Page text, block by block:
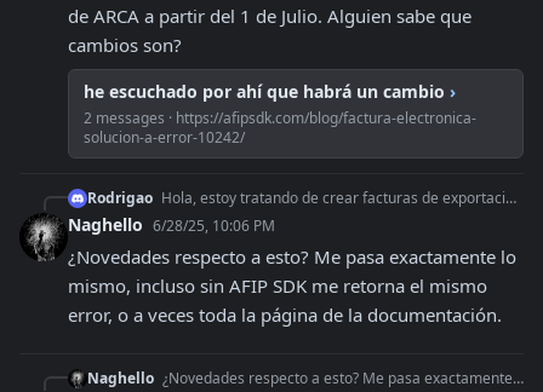
de ARCA a partir del 1 de Julio. Alguien sabe que
cambios son?
he escuchado por ahí que habrá un cambio ›
2 messages · https://afipsdk.com/blog/factura-electronica-
solucion-a-error-10242/
Rodrigao Hola, estoy tratando de crear facturas de exportacion desde n8n. Estoy siguiendo esta documentación: https://afipsdk.com/blog/crear-factura-electronica-de-arca-
Naghello 6/28/25, 10:06 PM
¿Novedades respecto a esto? Me pasa exactamente lo
mismo, incluso sin AFIP SDK me retorna el mismo
error, o a veces toda la página de la documentación.
Naghello ¿Novedades respecto a esto? Me pasa exactamente lo mismo, incluso sin AFIP SDK me retorna el mismo error, o a veces toda la página de la documentación.